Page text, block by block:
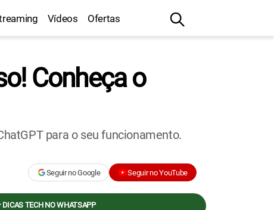
Vídeos Ofertas
Conheça o
para o seu funcionamento.
Seguir no Google Seguir no YouTube
TECH NO WHATSAPP